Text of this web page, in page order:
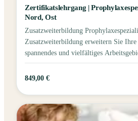
Zertifikatslehrgang |
Nord, Ost
Zusatzweiterbildung
Zusatzweiterbildung erweitern Sie
spannendes und vielfältiges
erhalten Sie das theoretische und
Ihre Tätigkeit als
professionell auszuüben. Die
Jugendliche in der Prophylaxe
849,00 €